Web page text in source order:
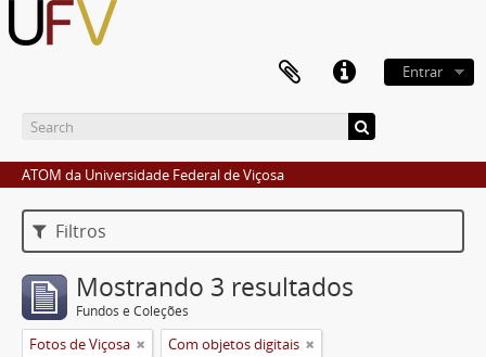
Entrar
ATOM da Universidade Federal de Viçosa
Filtros
Mostrando 3 resultados
Fundos e Coleções
Fotos de Viçosa Com objetos digitais